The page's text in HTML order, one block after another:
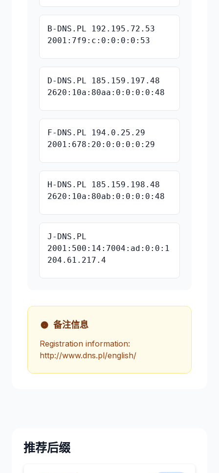
B-DNS.PL 192.195.72.53
2001:7f9:c:0:0:0:0:53
D-DNS.PL 185.159.197.48
2620:10a:80aa:0:0:0:0:48
F-DNS.PL 194.0.25.29
2001:678:20:0:0:0:0:29
H-DNS.PL 185.159.198.48
2620:10a:80ab:0:0:0:0:48
J-DNS.PL
2001:500:14:7004:ad:0:0:1
204.61.217.4
备注信息
Registration information:
http://www.dns.pl/english/
推荐后缀